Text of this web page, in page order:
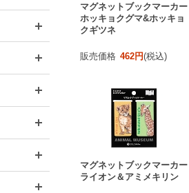
マグネットブックマーカー
ホッキョクグマ&ホッキョ
クギツネ
販売価格 462円(税込)
マグネットブックマーカー
ライオン＆アミメキリン